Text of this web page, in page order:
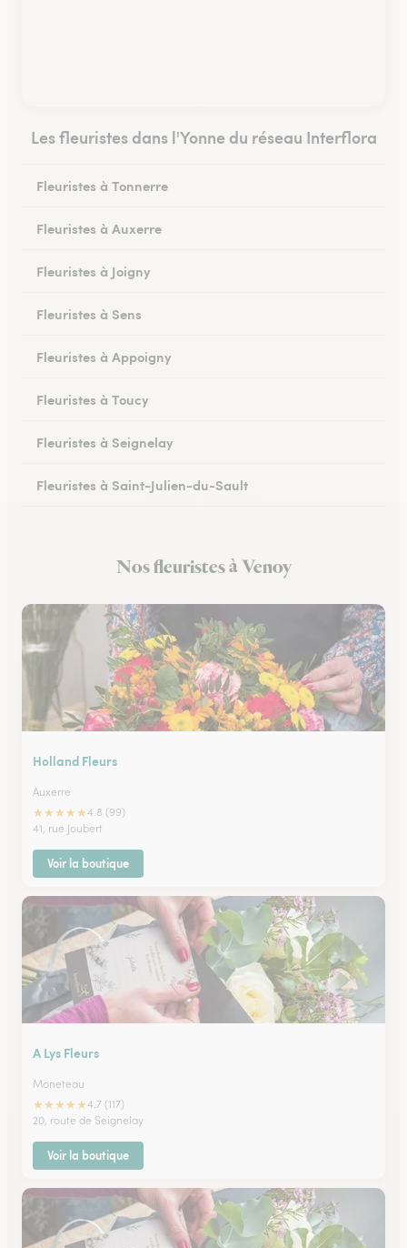
Les fleuristes dans l'Yonne du réseau Interflora
Fleuristes à Tonnerre
Fleuristes à Auxerre
Fleuristes à Joigny
Fleuristes à Sens
Fleuristes à Appoigny
Fleuristes à Toucy
Fleuristes à Seignelay
Fleuristes à Saint-Julien-du-Sault
Fleuristes à MonéteauNos fleuristes à Venoy
Holland Fleurs
Auxerre
★★★★★4.8 (99)
41, rue Joubert
Voir la boutique
A Lys Fleurs
Moneteau
★★★★★4.7 (117)
20, route de Seignelay
Voir la boutique